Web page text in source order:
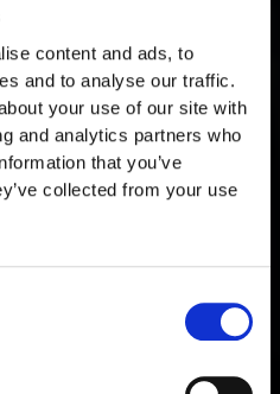
content and ads, to
and to analyse our traffic.
your use of our site with
and analytics partners who
that you’ve
collected from your use